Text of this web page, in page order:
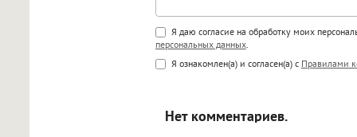
Поддержка HTML
<b>, <strong>, <u>, <i>, <em>,
<blockquote>, <code>
Я даю согласие на обработку моих
персональных данных.
Я ознакомлен(а) и согласен(а) с Правилами
Нет комментариев.